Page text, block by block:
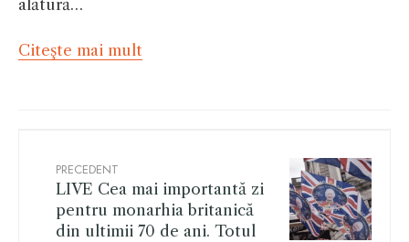
alătură…
Citeşte mai mult
PRECEDENT
LIVE Cea mai importantă zi
pentru monarhia britanică
din ultimii 70 de ani. Totul